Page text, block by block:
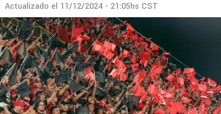
Actualizado el 11/12/2024 - 21:05hs CST